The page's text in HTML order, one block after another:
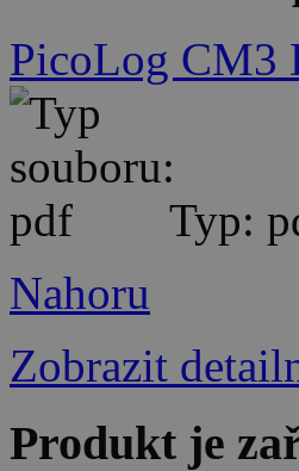
PicoLog CM3
Typ:
Nahoru
Zobrazit
Produkt je